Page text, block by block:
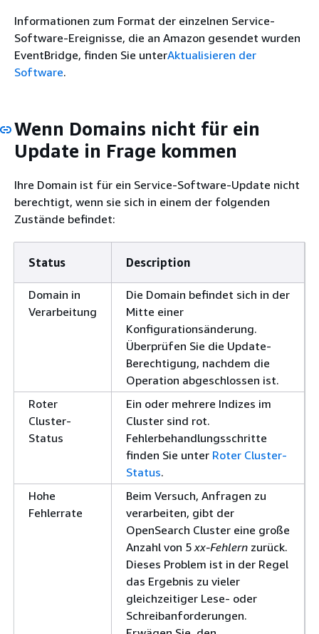
Informationen zum Format der einzelnen Service-
Software-Ereignisse, die an Amazon gesendet wurden
EventBridge, finden Sie unterAktualisieren der
Software.
Wenn Domains nicht für ein
Update in Frage kommen
Ihre Domain ist für ein Service-Software-Update nicht
berechtigt, wenn sie sich in einem der folgenden
Zustände befindet:
Status Description
Domain in
Verarbeitung
Die Domain befindet sich in der
Mitte einer
Konfigurationsänderung.
Überprüfen Sie die Update-
Berechtigung, nachdem die
Operation abgeschlossen ist.
Roter
Cluster-
Status
Ein oder mehrere Indizes im
Cluster sind rot.
Fehlerbehandlungsschritte
finden Sie unter Roter Cluster-
Status.
Hohe
Fehlerrate
Beim Versuch, Anfragen zu
verarbeiten, gibt der
OpenSearch Cluster eine große
Anzahl von 5 xx-Fehlern zurück.
Dieses Problem ist in der Regel
das Ergebnis zu vieler
gleichzeitiger Lese- oder
Schreibanforderungen.